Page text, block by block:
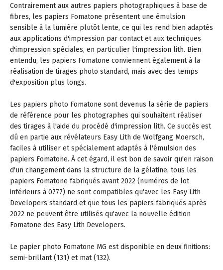
Contrairement aux autres papiers photographiques à base de
fibres, les papiers Fomatone présentent une émulsion
sensible à la lumière plutôt lente, ce qui les rend bien adaptés
aux applications d'impression par contact et aux techniques
d'impression spéciales, en particulier l'impression lith. Bien
entendu, les papiers Fomatone conviennent également à la
réalisation de tirages photo standard, mais avec des temps
d'exposition plus longs.
Les papiers photo Fomatone sont devenus la série de papiers
de référence pour les photographes qui souhaitent réaliser
des tirages à l'aide du procédé d'impression lith. Ce succès est
dû en partie aux révélateurs Easy Lith de Wolfgang Moersch,
faciles à utiliser et spécialement adaptés à l'émulsion des
papiers Fomatone. À cet égard, il est bon de savoir qu'en raison
d'un changement dans la structure de la gélatine, tous les
papiers Fomatone fabriqués avant 2022 (numéros de lot
inférieurs à 0777) ne sont compatibles qu'avec les Easy Lith
Developers standard et que tous les papiers fabriqués après
2022 ne peuvent être utilisés qu'avec la nouvelle édition
Fomatone des Easy Lith Developers.
Le papier photo Fomatone MG est disponible en deux finitions:
semi-brillant (131) et mat (132).